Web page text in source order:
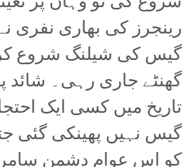
رینجرز کی بھاری نفری
گیس کی شیلنگ شروع
گھنٹے جاری رہی۔ شائد
تاریخ میں کسی ایک